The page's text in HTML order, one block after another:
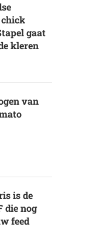
gaat
kleren
van
is de
die nog
feed